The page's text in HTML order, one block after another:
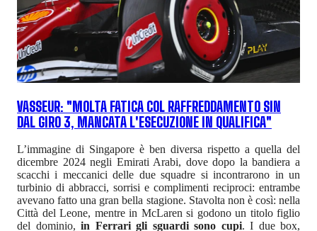
VASSEUR: "MOLTA FATICA COL RAFFREDDAMENTO SIN
DAL GIRO 3, MANCATA L'ESECUZIONE IN QUALIFICA"
L’immagine di Singapore è ben diversa rispetto a quella del
dicembre 2024 negli Emirati Arabi, dove dopo la bandiera a
scacchi i meccanici delle due squadre si incontrarono in un
turbinio di abbracci, sorrisi e complimenti reciproci: entrambe
avevano fatto una gran bella stagione. Stavolta non è così: nella
Città del Leone, mentre in McLaren si godono un titolo figlio
del dominio, in Ferrari gli sguardi sono cupi. I due box,